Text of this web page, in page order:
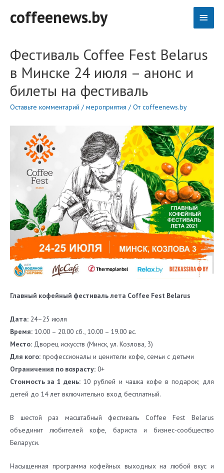
coffeenews.by
Фестиваль Coffee Fest Belarus
в Минске 24 июля – анонс и
билеты на фестиваль
Оставьте комментарий /мероприятия / От coffeenews.by
Главный кофейный фестиваль лета Coffee Fest Belarus
Дата: 24–25 июля
Время: 10.00 – 20.00 сб., 10.00 – 19.00 вс.
Место: Дворец искусств (Минск, ул. Козлова, 3)
Для кого: профессионалы и ценители кофе, семьи с детьми
Ограничения по возрасту: 0+
Стоимость за 1 день: 10 рублей и чашка кофе в подарок; для
детей до 14 лет включительно вход бесплатный.
В шестой раз масштабный фестиваль Coffee Fest Belarus
объединит любителей кофе, бариста и бизнес-сообщество
Беларуси.
Насыщенная программа кофейных выходных на любой вкус и